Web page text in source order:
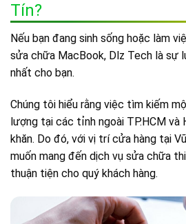
Tín?
Nếu bạn đang sinh sống hoặc làm
sửa chữa MacBook, Dlz Tech là sự
nhất cho bạn.
Chúng tôi hiểu rằng việc tìm kiếm
lượng tại các tỉnh ngoài TP.HCM và
khăn. Do đó, với vị trí cửa hàng tại
muốn mang đến dịch vụ sửa chữa
thuận tiện cho quý khách hàng.